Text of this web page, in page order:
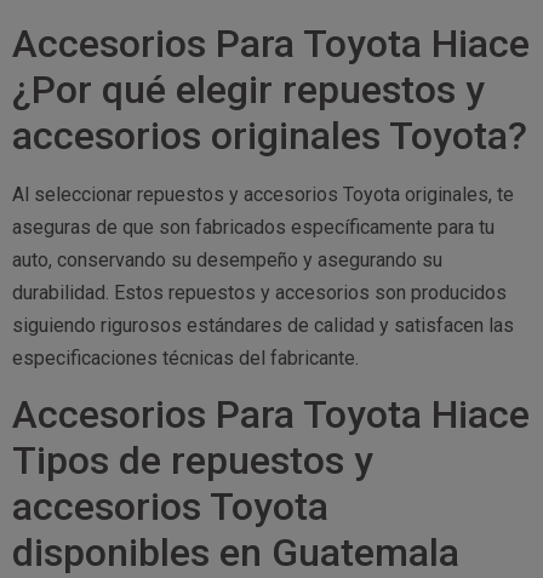
Accesorios Para Toyota Hiace
¿Por qué elegir repuestos y
accesorios originales Toyota?
Al seleccionar repuestos y accesorios Toyota originales, te
aseguras de que son fabricados específicamente para tu
auto, conservando su desempeño y asegurando su
durabilidad. Estos repuestos y accesorios son producidos
siguiendo rigurosos estándares de calidad y satisfacen las
especificaciones técnicas del fabricante.
Accesorios Para Toyota Hiace
Tipos de repuestos y
accesorios Toyota
disponibles en Guatemala